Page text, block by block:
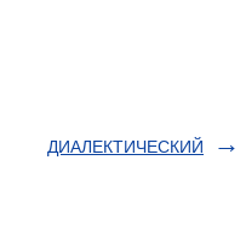
ДИАЛЕКТИЧЕСКИЙ